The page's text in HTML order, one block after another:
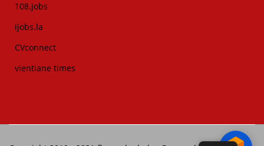
108.jobs
ijobs.la
CVconnect
vientiane times